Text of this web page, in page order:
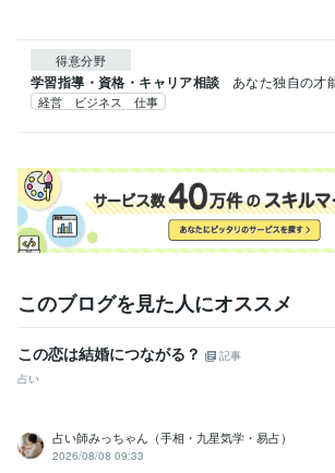
得意分野
学習指導・資格・キャリア相談 あなた独自の才
経営 ビジネス 仕事
このブログを見た人にオススメ
この恋は結婚につながる？
記事
占い
占い師みっちゃん（手相・九星気学・易占）
2026/08/08 09:33